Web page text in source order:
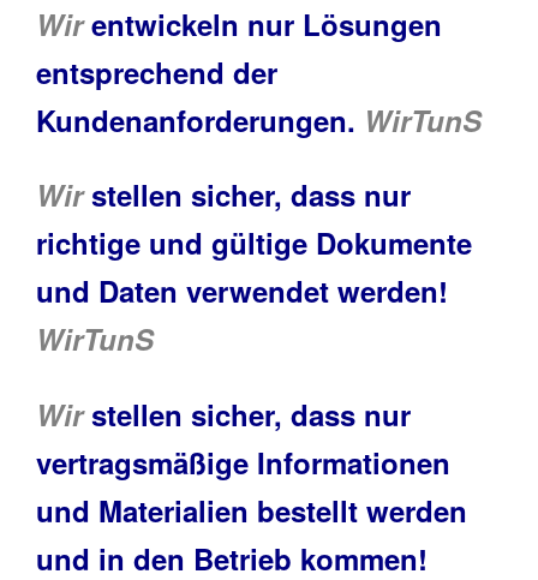
Wir entwickeln nur Lösungen
entsprechend der
Kundenanforderungen. WirTunS
Wir stellen sicher, dass nur
richtige und gültige Dokumente
und Daten verwendet werden!
WirTunS
Wir stellen sicher, dass nur
vertragsmäßige Informationen
und Materialien bestellt werden
und in den Betrieb kommen!